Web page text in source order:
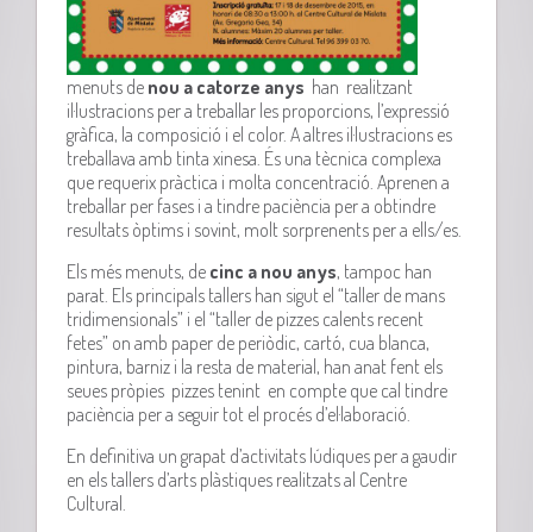
menuts de nou a catorze anys han realitzant
il·lustracions per a treballar les proporcions, l’expressió
gràfica, la composició i el color. A altres il·lustracions es
treballava amb tinta xinesa. És una tècnica complexa
que requerix pràctica i molta concentració. Aprenen a
treballar per fases i a tindre paciència per a obtindre
resultats òptims i sovint, molt sorprenents per a ells/es.
Els més menuts, de cinc a nou anys, tampoc han
parat. Els principals tallers han sigut el “taller de mans
tridimensionals” i el “taller de pizzes calents recent
fetes” on amb paper de periòdic, cartó, cua blanca,
pintura, barniz i la resta de material, han anat fent els
seues pròpies pizzes tenint en compte que cal tindre
paciència per a seguir tot el procés d’el·laboració.
En definitiva un grapat d’activitats lúdiques per a gaudir
en els tallers d’arts plàstiques realitzats al Centre
Cultural.